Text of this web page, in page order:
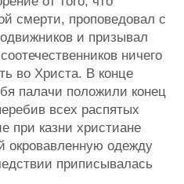
смерти, проповедовал с
и призывал
ничего
во Христа. В конце
палачи положили конец
всех распятых
при казни христиане
окровавленную одежду
приписывалась